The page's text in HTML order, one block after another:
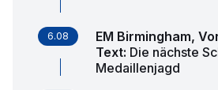
6.08
EM Birmingham,
Text: Die nächste
Medaillenjagd